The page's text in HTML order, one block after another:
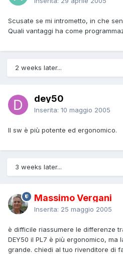
Scusate se mi intrometto, in che
Quali vantaggi ha come
2 weeks later...
dey50
Inserita: 10 maggio 2005
Il sw è più potente ed ergonomico.
3 weeks later...
Massimo Vergani
Inserita: 25 maggio 2005
è difficile riassumere le differenze
DEY50 il PL7 è più ergonomico, ma
grande. chiedi al tuo rivenditore di